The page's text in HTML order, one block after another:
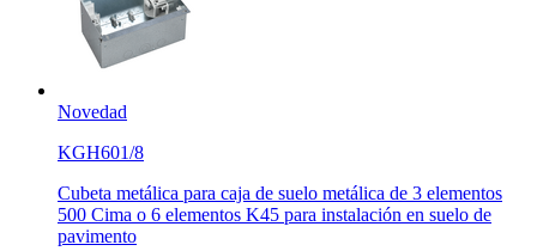
Novedad
KGH601/8
Cubeta metálica para caja de suelo metálica de 3 elementos
500 Cima o 6 elementos K45 para instalación en suelo de
pavimento